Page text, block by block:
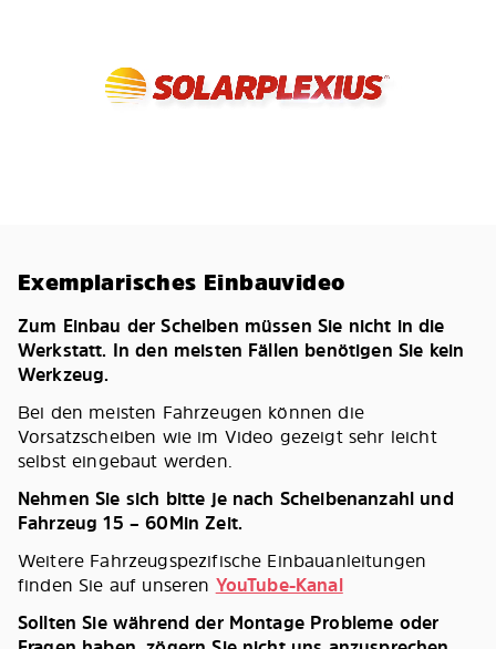
Exemplarisches Einbauvideo
Zum Einbau der Scheiben müssen Sie nicht in die
Werkstatt. In den meisten Fällen benötigen Sie kein
Werkzeug.
Bei den meisten Fahrzeugen können die
Vorsatzscheiben wie im Video gezeigt sehr leicht
selbst eingebaut werden.
Nehmen Sie sich bitte je nach Scheibenanzahl und
Fahrzeug 15 – 60Min Zeit.
Weitere Fahrzeugspezifische Einbauanleitungen
finden Sie auf unseren YouTube-Kanal
Sollten Sie während der Montage Probleme oder